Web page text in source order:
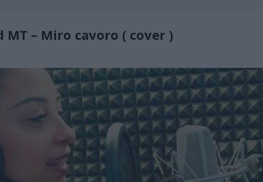
MT – Miro cavoro ( cover )